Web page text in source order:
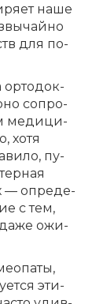
на­ше
для по­
ор­то­док­
со­про­
ме­ди­ци­
хо­тя
пу­
— опре­де­
с тем,
да­же ожи­
эти­